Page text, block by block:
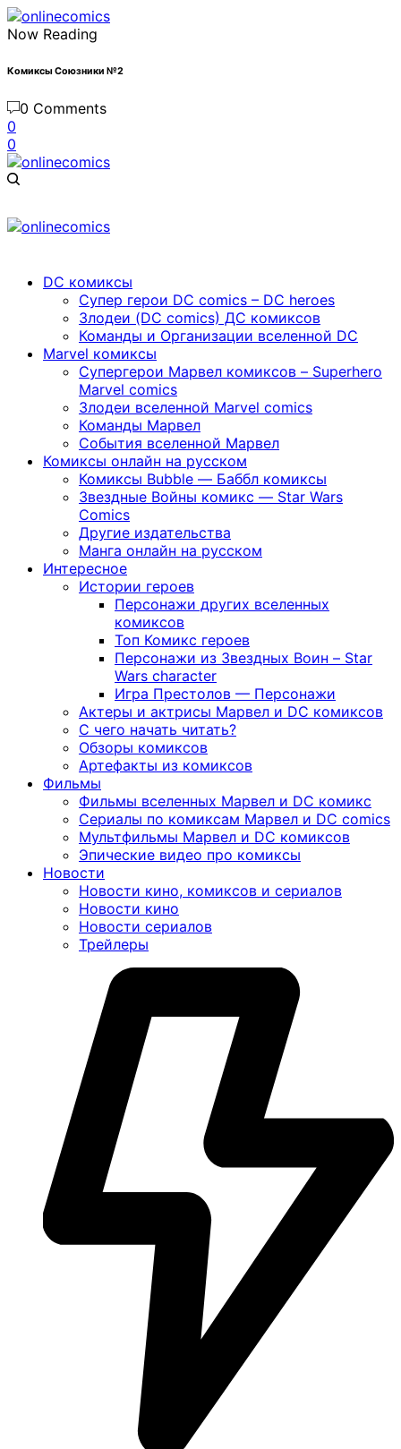
Now Reading
Комиксы Союзники №2
0 Comments
0
0
DC комиксы
Cупер герои DC comics – DC heroes
Злодеи (DC comics) ДС комиксов
Команды и Организации вселенной DC
Marvel комиксы
Cупергерои Марвел комиксов – Superhero
Marvel comics
Злодеи вселенной Marvel comics
Команды Марвел
События вселенной Марвел
Комиксы онлайн на русском
Комиксы Bubble — Баббл комиксы
Звездные Войны комикс — Star Wars
Comics
Другие издательства
Манга онлайн на русском
Интересное
Истории героев
Персонажи других вселенных
комиксов
Топ Комикс героев
Персонажи из Звездных Воин – Star
Wars character
Игра Престолов — Персонажи
Актеры и актрисы Марвел и DC комиксов
С чего начать читать?
Обзоры комиксов
Артефакты из комиксов
Фильмы
Фильмы вселенных Марвел и DC комикс
Сериалы по комиксам Марвел и DC comics
Мультфильмы Марвел и DC комиксов
Эпические видео про комиксы
Новости
Новости кино, комиксов и сериалов
Новости кино
Новости сериалов
Трейлеры